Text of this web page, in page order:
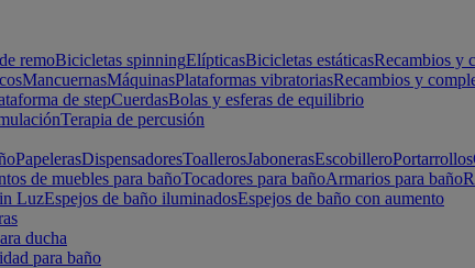
remoBicicletas spinningElípticasBicicletas estáticasRecambios y
MancuernasMáquinasPlataformas vibratoriasRecambios y
de stepCuerdasBolas y esferas de equilibrio
Terapia de percusión
PapelerasDispensadoresToallerosJabonerasEscobilleroPortarrollos
de muebles para bañoTocadores para bañoArmarios para baño
LuzEspejos de baño iluminadosEspejos de baño con aumento
ducha
para baño